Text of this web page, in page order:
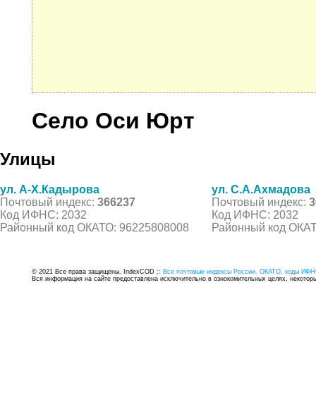
Село Оси Юрт
Улицы
ул. А-Х.Кадырова
Почтовый индекс: 366237
Код ИФНС: 2032
Районный код ОКАТО: 96225808008
ул. С.А.Ахмадова
Почтовый индекс:
Код ИФНС: 2032
Районный код
© 2021 Все права защищены. IndexCOD :: Все почтовые индексы России, ОКАТО, коды
Вся информация на сайте предоставлена исключительно в ознокомительных целях,